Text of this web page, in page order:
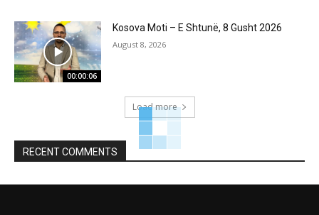
00:00:06
Kosova Moti – E Shtunë, 8 Gusht 2026
August 8, 2026
Load more
RECENT COMMENTS